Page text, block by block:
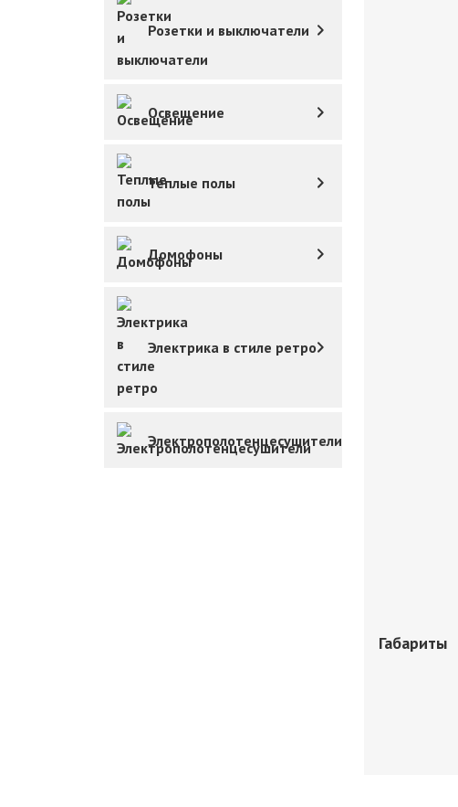
Розетки и выключатели
Освещение
Теплые полы
Домофоны
Электрика в стиле ретро
Электрополотенцесушители
Габариты